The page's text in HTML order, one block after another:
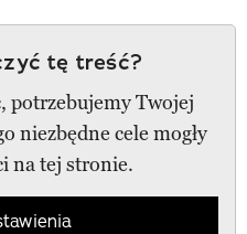
tę treść?
potrzebujemy Twojej
niezbędne cele mogły
na tej stronie.